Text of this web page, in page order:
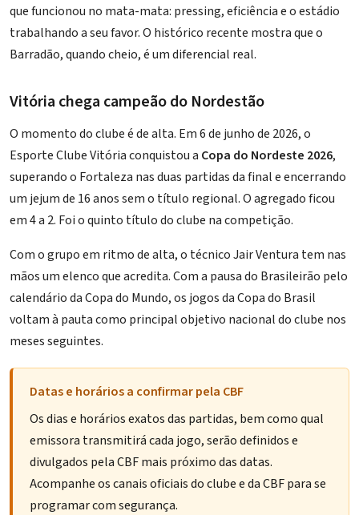
que funcionou no mata-mata: pressing, eficiência e o estádio
trabalhando a seu favor. O histórico recente mostra que o
Barradão, quando cheio, é um diferencial real.
Vitória chega campeão do Nordestão
O momento do clube é de alta. Em 6 de junho de 2026, o
Esporte Clube Vitóriaconquistou a Copa do Nordeste 2026,
superando o Fortaleza nas duas partidas da final e encerrando
um jejum de 16 anos sem o título regional. O agregado ficou
em 4 a 2. Foi o quinto título do clube na competição.
Com o grupo em ritmo de alta, o técnicoJair Ventura tem nas
mãos um elenco que acredita. Com a pausa do Brasileirão pelo
calendário da Copa do Mundo, os jogos da Copa do Brasil
voltam à pauta como principal objetivo nacional do clube nos
meses seguintes.
Datas e horários a confirmar pela CBF
Os dias e horários exatos das partidas, bem como qual
emissora transmitirá cada jogo, serão definidos e
divulgados pela CBF mais próximo das datas.
Acompanhe os canais oficiais do clube e daCBFpara se
programar com segurança.